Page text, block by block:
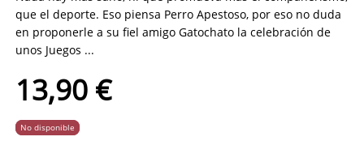
que el deporte. Eso piensa Perro Apestoso, por eso no duda
en proponerle a su fiel amigo Gatochato la celebración de
unos Juegos ...
13,90 €
No disponible